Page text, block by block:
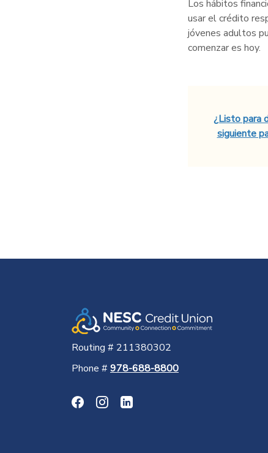
Los hábitos
usar el crédito
jóvenes adultos
comenzar es hoy.
¿Listo para
siguiente
Routing # 211380302
Phone # 978-688-8800